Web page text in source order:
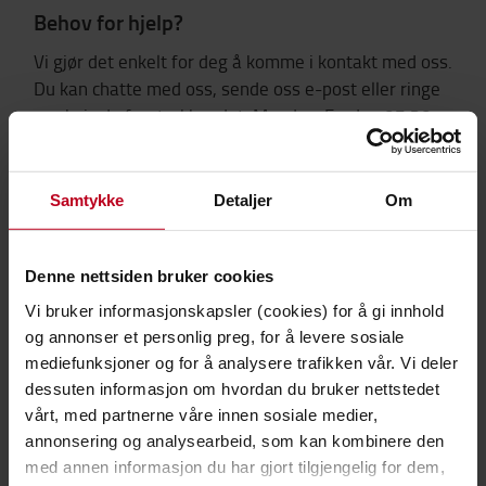
Samtykke Detaljer Om
Denne nettsiden bruker cookies
Vi bruker informasjonskapsler (cookies) for å gi innhold
og annonser et personlig preg, for å levere sosiale
mediefunksjoner og for å analysere trafikken vår. Vi deler
dessuten informasjon om hvordan du bruker nettstedet
vårt, med partnerne våre innen sosiale medier,
annonsering og analysearbeid, som kan kombinere den
med annen informasjon du har gjort tilgjengelig for dem,
Behov for hjelp?
Vi gjør det enkelt for deg å komme i kontakt med oss.
Du kan chatte med oss, sende oss e-post eller ringe
oss hvis du foretrekker det. Mandag-Fredag 07.30-
KONTAKT OSS